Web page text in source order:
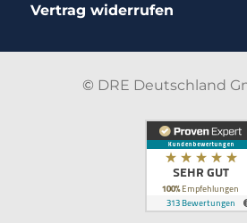
Vertrag widerrufen
© DRE Deutschland